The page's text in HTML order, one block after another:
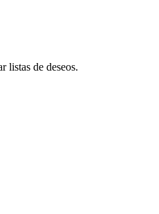
listas de deseos.